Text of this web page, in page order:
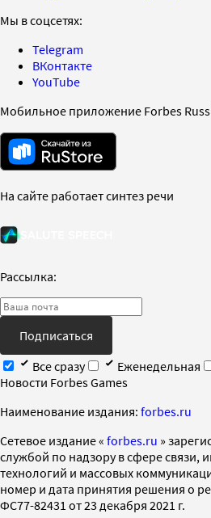
Мы в соцсетях:
Telegram
ВКонтакте
YouTube
Мобильное приложение Forbes
На сайте работает синтез речи
Рассылка:
Подписаться
Все сразу
Еженедельная
Новости Forbes Games
Наименование издания: forbes.ru
Cетевое издание « forbes.ru »
службой по надзору в сфере
технологий и массовых
номер и дата принятия решения о
ФС77-82431 от 23 декабря 2021 г.